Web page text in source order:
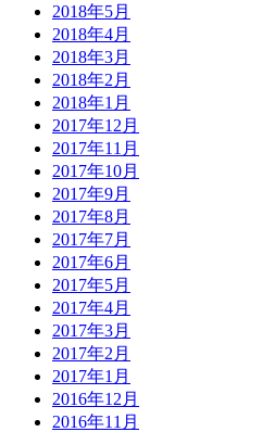
2018年5月
2018年4月
2018年3月
2018年2月
2018年1月
2017年12月
2017年11月
2017年10月
2017年9月
2017年8月
2017年7月
2017年6月
2017年5月
2017年4月
2017年3月
2017年2月
2017年1月
2016年12月
2016年11月